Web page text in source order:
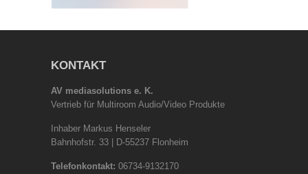
KONTAKT
AV mediasolutions e. K.
Vertrieb für Multiroom Audio/Video Produkte
Inhaber Markus Henseler
Bahnhofstr. 33 | D-55237 Flonheim
Telefonkontakt: 06734-9132170